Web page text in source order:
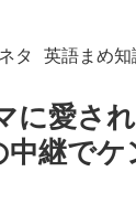
タ 英語まめ知
に愛さ
中継でケ